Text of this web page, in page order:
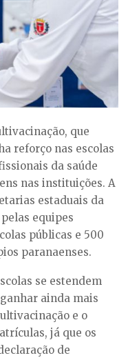
que
reforço nas escolas
da saúde
nas instituições. A
estaduais da
equipes
públicas e 500
paranaenses.
se estendem
ainda mais
e o
já que os
de